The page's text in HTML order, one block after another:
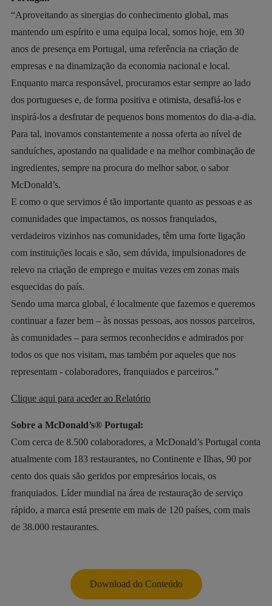
“Aproveitando as sinergias do conhecimento global, mas
mantendo um espírito e uma equipa local, somos hoje, em 30
anos de presença em Portugal, uma referência na criação de
empresas e na dinamização da economia nacional e local.
Enquanto marca responsável, procuramos estar sempre ao lado
dos portugueses e, de forma positiva e otimista, desafiá-los e
inspirá-los a desfrutar de pequenos bons momentos do dia-a-dia.
Para tal, inovamos constantemente a nossa oferta ao nível de
sanduíches, apostando na qualidade e na melhor combinação de
ingredientes, sempre na procura do melhor sabor, o sabor
McDonald’s.
E como o que servimos é tão importante quanto as pessoas e as
comunidades que impactamos, os nossos franquiados,
verdadeiros vizinhos nas comunidades, têm uma forte ligação
com instituições locais e são, sem dúvida, impulsionadores de
relevo na criação de emprego e muitas vezes em zonas mais
esquecidas do país.
Sendo uma marca global, é localmente que fazemos e queremos
continuar a fazer bem – às nossas pessoas, aos nossos parceiros,
às comunidades – para sermos reconhecidos e admirados por
todos os que nos visitam, mas também por aqueles que nos
representam - colaboradores, franquiados e parceiros.”
Clique aqui para aceder ao Relatório
Sobre a McDonald’s® Portugal:
Com cerca de 8.500 colaboradores, a McDonald’s Portugal conta
atualmente com 183 restaurantes, no Continente e Ilhas, 90 por
cento dos quais são geridos por empresários locais, os
franquiados. Líder mundial na área de restauração de serviço
rápido, a marca está presente em mais de 120 países, com mais
de 38.000 restaurantes.
Download do Conteúdo